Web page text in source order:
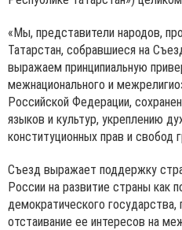
«Мы, представители народов,
Татарстан, собравшиеся на
выражаем принципиальную
межнационального и
Российской Федерации,
языков и культур, укреплению
конституционных прав и свобод
Съезд выражает поддержку
России на развитие страны как
демократического государства,
отстаивание ее интересов на